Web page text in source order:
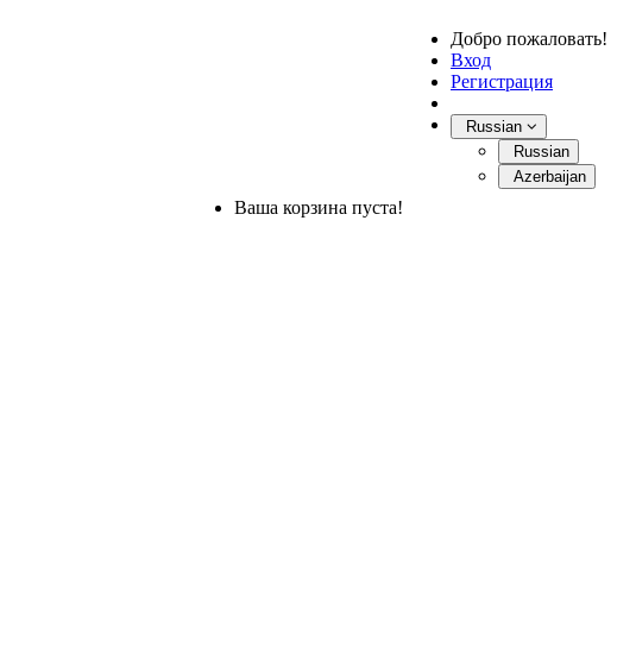
Добро пожаловать!
Вход
Регистрация
Russian
Russian
Azerbaijan
Ваша корзина пуста!